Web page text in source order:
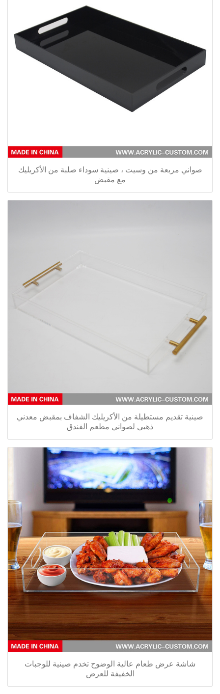
صواني مربعة من وسيت ، صينية سوداء صلبة من الأكريليك
مع مقبض
صينية تقديم مستطيلة من الأكريليك الشفاف بمقبض معدني
ذهبي لصواني مطعم الفندق
شاشة عرض طعام عالية الوضوح تخدم صينية للوجبات
الخفيفة للعرض